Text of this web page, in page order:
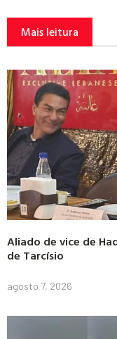
Mais leitura
Aliado de vice de
de Tarcísio
agosto 7, 2026